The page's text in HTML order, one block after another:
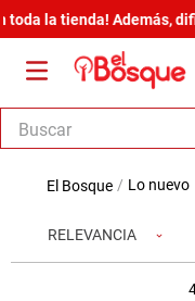
tienda! Además, difiere
Buscar
lo nuevo
RELEVANCIA
armario